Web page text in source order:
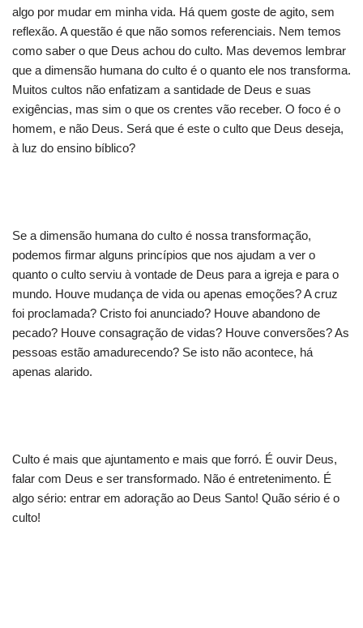
algo por mudar em minha vida. Há quem goste de agito, sem
reflexão. A questão é que não somos referenciais. Nem temos
como saber o que Deus achou do culto. Mas devemos lembrar
que a dimensão humana do culto é o quanto ele nos transforma.
Muitos cultos não enfatizam a santidade de Deus e suas
exigências, mas sim o que os crentes vão receber. O foco é o
homem, e não Deus. Será que é este o culto que Deus deseja,
à luz do ensino bíblico?
Se a dimensão humana do culto é nossa transformação,
podemos firmar alguns princípios que nos ajudam a ver o
quanto o culto serviu à vontade de Deus para a igreja e para o
mundo. Houve mudança de vida ou apenas emoções? A cruz
foi proclamada? Cristo foi anunciado? Houve abandono de
pecado? Houve consagração de vidas? Houve conversões? As
pessoas estão amadurecendo? Se isto não acontece, há
apenas alarido.
Culto é mais que ajuntamento e mais que forró. É ouvir Deus,
falar com Deus e ser transformado. Não é entretenimento. É
algo sério: entrar em adoração ao Deus Santo! Quão sério é o
culto!